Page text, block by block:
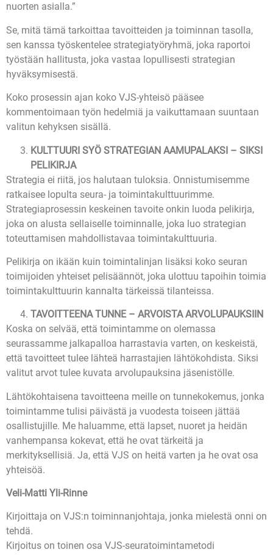
nuorten asialla.”
Se, mitä tämä tarkoittaa tavoitteiden ja toiminnan tasolla,
sen kanssa työskentelee strategiatyöryhmä, joka raportoi
työstään hallitusta, joka vastaa lopullisesti strategian
hyväksymisestä.
Koko prosessin ajan koko VJS-yhteisö pääsee
kommentoimaan työn hedelmiä ja vaikuttamaan suuntaan
valitun kehyksen sisällä.
KULTTUURI SYÖ STRATEGIAN AAMUPALAKSI – SIKSI
PELIKIRJA
Strategia ei riitä, jos halutaan tuloksia. Onnistumisemme
ratkaisee lopulta seura- ja toimintakulttuurimme.
Strategiaprosessin keskeinen tavoite onkin luoda pelikirja,
joka on alusta sellaiselle toiminnalle, joka luo strategian
toteuttamisen mahdollistavaa toimintakulttuuria.
Pelikirja on ikään kuin toimintalinjan lisäksi koko seuran
toimijoiden yhteiset pelisäännöt, joka ulottuu tapoihin toimia
toimintakulttuurin kannalta tärkeissä tilanteissa.
TAVOITTEENA TUNNE – ARVOISTA ARVOLUPAUKSIIN
Koska on selvää, että toimintamme on olemassa
seurassamme jalkapalloa harrastavia varten, on keskeistä,
että tavoitteet tulee lähteä harrastajien lähtökohdista. Siksi
valitut arvot tulee kuvata arvolupauksina jäsenistölle.
Lähtökohtaisena tavoitteena meille on tunnekokemus, jonka
toimintamme tulisi päivästä ja vuodesta toiseen jättää
osallistujille. Me haluamme, että lapset, nuoret ja heidän
vanhempansa kokevat, että he ovat tärkeitä ja
merkityksellisiä. Ja, että VJS on heitä varten ja he ovat osa
yhteisöä.
Veli-Matti Yli-Rinne
Kirjoittaja on VJS:n toiminnanjohtaja, jonka mielestä onni on
tehdä.
Kirjoitus on toinen osa VJS-seuratoimintametodi